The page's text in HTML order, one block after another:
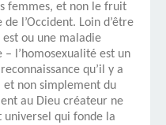
femmes, et non le fruit
l’Occident. Loin d’être
ou une maladie
l’homosexualité est un
qu’il y a
et non simplement du
au Dieu créateur ne
universel qui fonde la